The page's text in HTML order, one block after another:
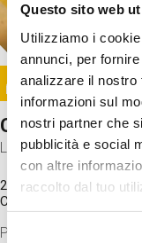
Questo sito web
Utilizziamo i
annunci, per
analizzare il nostro
informazioni sul
nostri partner che
pubblicità e social
con altre
raccolto dal tuo
Selezione
Image
Come funziona
Laboratorio
20 Set 2026 / 11:15 -
Costo
Proveremo a